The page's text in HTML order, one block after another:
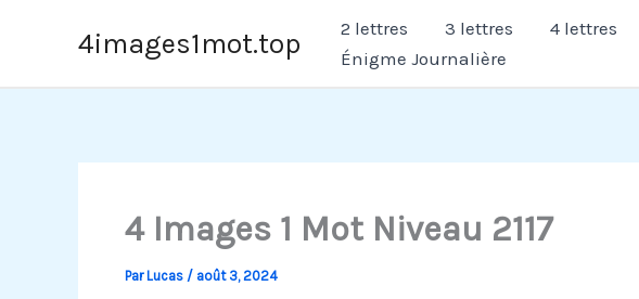
4images1mot.top 2 lettres 3 lettres 4 lettres
Énigme Journalière
4 Images 1 Mot Niveau 2117
ParLucas / août 3, 2024